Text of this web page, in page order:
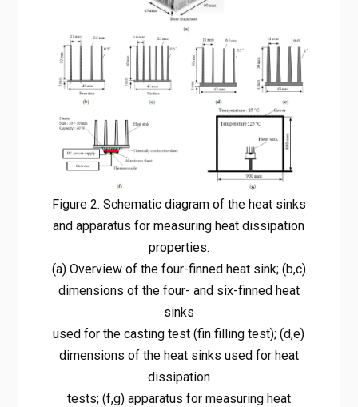
Figure 2. Schematic diagram of the heat sinks
and apparatus for measuring heat dissipation
properties.
(a) Overview of the four-finned heat sink; (b,c)
dimensions of the four- and six-finned heat
sinks
used for the casting test (fin filling test); (d,e)
dimensions of the heat sinks used for heat
dissipation
tests; (f,g) apparatus for measuring heat